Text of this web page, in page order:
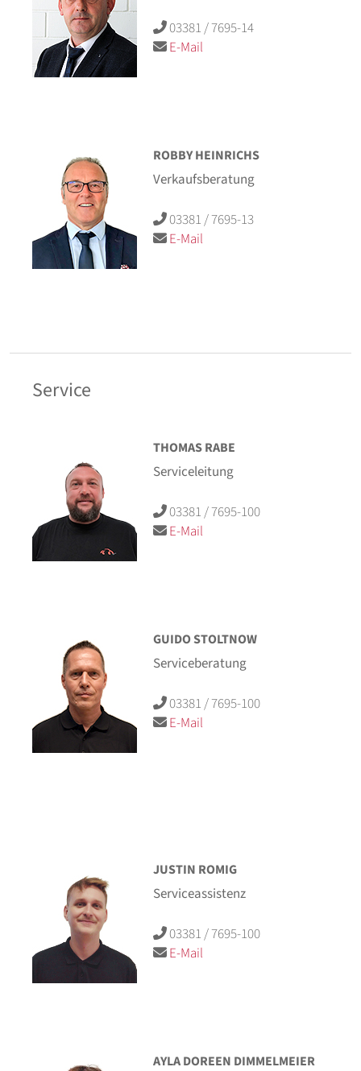
03381 / 7695-14
E-Mail
ROBBY HEINRICHS
Verkaufsberatung
03381 / 7695-13
E-Mail
Service
THOMAS RABE
Serviceleitung
03381 / 7695-100
E-Mail
GUIDO STOLTNOW
Serviceberatung
03381 / 7695-100
E-Mail
JUSTIN ROMIG
Serviceassistenz
03381 / 7695-100
E-Mail
AYLA DOREEN DIMMELMEIER